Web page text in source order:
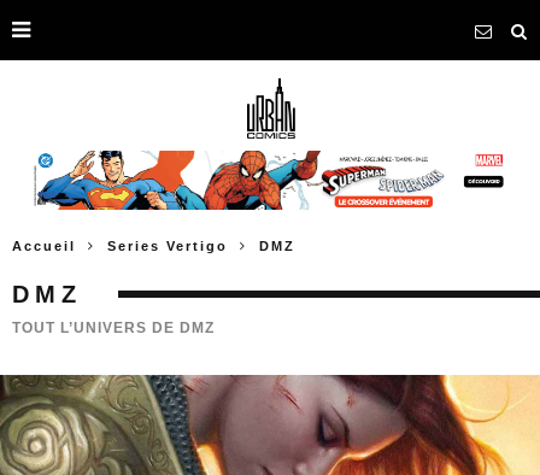
Accueil Series Vertigo DMZ
DMZ
TOUT L’UNIVERS DE DMZ